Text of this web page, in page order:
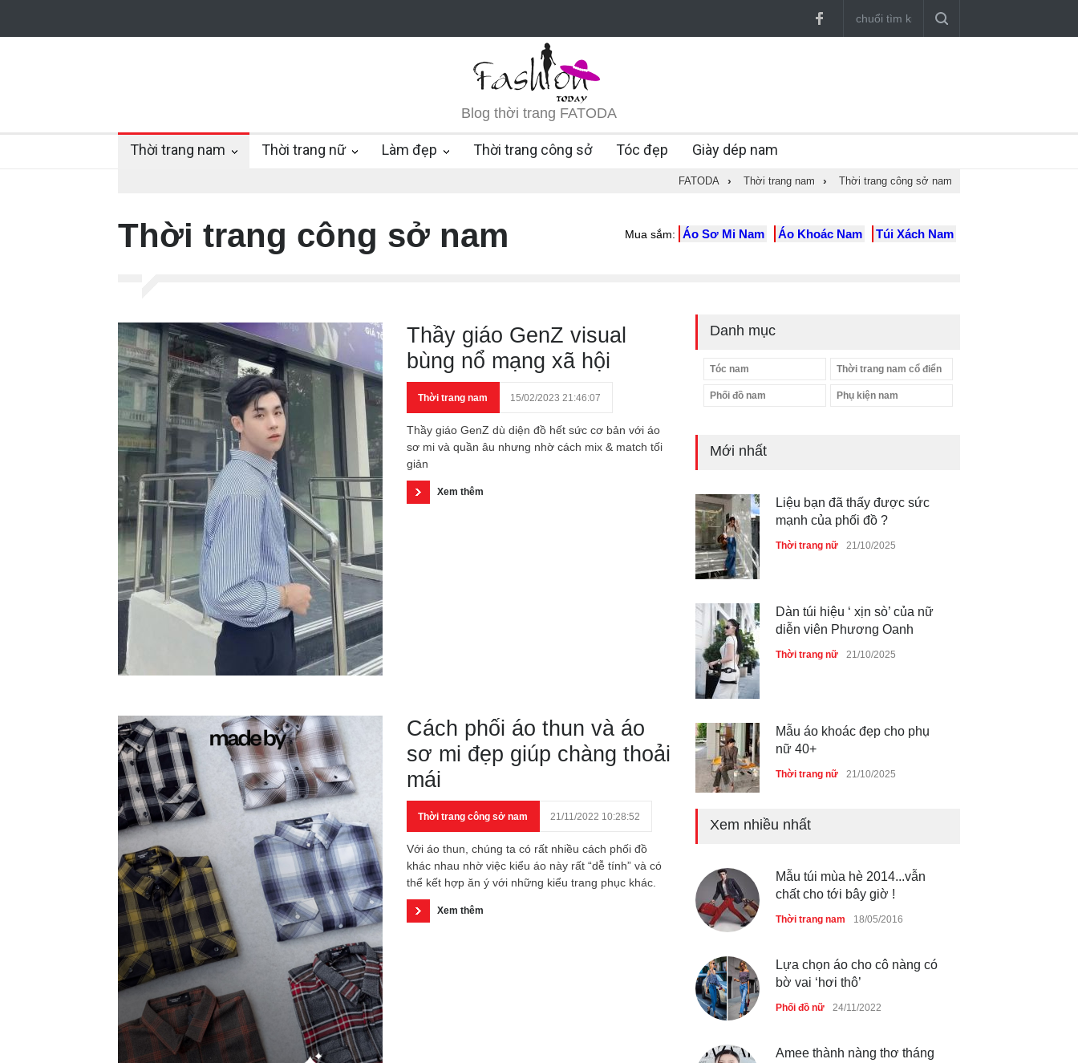
Blog thời trang FATODA
Thời trang nam Thời trang nữ Làm đẹp Thời trang công sở Tóc đẹp Giày dép nam
FATODA › Thời trang nam › Thời trang công sở nam
Thời trang công sở nam Mua sắm: Áo Sơ Mi Nam Áo Khoác Nam Túi Xách Nam
Thầy giáo GenZ visual
bùng nổ mạng xã hội
Thời trang nam 15/02/2023 21:46:07
​​​​​Thầy giáo GenZ dù diện đồ hết sức cơ bản với áo
sơ mi và quần âu nhưng nhờ cách mix & match tối
giản
Xem thêm
Cách phối áo thun và áo
sơ mi đẹp giúp chàng thoải
mái
Thời trang công sở nam 21/11/2022 10:28:52
Với áo thun, chúng ta có rất nhiều cách phối đồ
khác nhau nhờ việc kiểu áo này rất “dễ tính” và có
thể kết hợp ăn ý với những kiểu trang phục khác.
Xem thêm
Danh mục
Tóc nam Thời trang nam cổ điển
Phối đồ nam Phụ kiện nam
Mới nhất
Liệu bạn đã thấy được sức
mạnh của phối đồ ?
Thời trang nữ 21/10/2025
Dàn túi hiệu ‘ xịn sò’ của nữ
diễn viên Phương Oanh
Thời trang nữ 21/10/2025
Mẫu áo khoác đẹp cho phụ
nữ 40+
Thời trang nữ 21/10/2025
Truy tìm thông tin áo bra
Thời trang nữ 14/10/2025
phụ nữ Pháp tin dùng
Thời trang nữ 14/10/2025
Bí quyết giữ gìn vóc dáng
Xem nhiều nhất
Mẫu túi mùa hè 2014...vẫn
chất cho tới bây giờ !
Thời trang nam 18/05/2016
Lựa chọn áo cho cô nàng có
bờ vai ‘hơi thô’
Phối đồ nữ 24/11/2022
Amee thành nàng thơ tháng